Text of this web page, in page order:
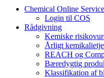
Chemical Online
Login til COS
Rådgivning
Kemiske
Årligt
REACH og
Bæredygtig
Klassifikation af